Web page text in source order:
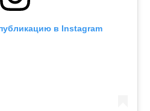
в Instagram